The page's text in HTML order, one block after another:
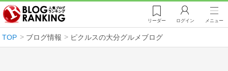
リーダー ログイン メニュー
TOP ブログ情報 ピクルスの大分グルメブログ